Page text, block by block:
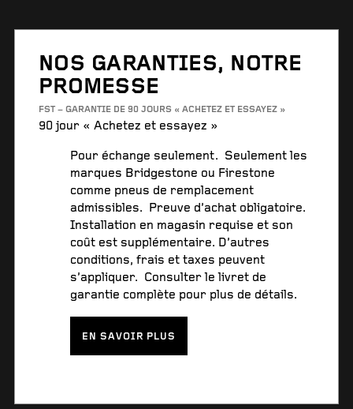
NOS GARANTIES, NOTRE
PROMESSE
FST – GARANTIE DE 90 JOURS « ACHETEZ ET ESSAYEZ »
90 jour « Achetez et essayez »
Pour échange seulement. Seulement les
marques Bridgestone ou Firestone
comme pneus de remplacement
admissibles. Preuve d’achat obligatoire.
Installation en magasin requise et son
coût est supplémentaire. D’autres
conditions, frais et taxes peuvent
s’appliquer. Consulter le livret de
garantie complète pour plus de détails.
EN SAVOIR PLUS